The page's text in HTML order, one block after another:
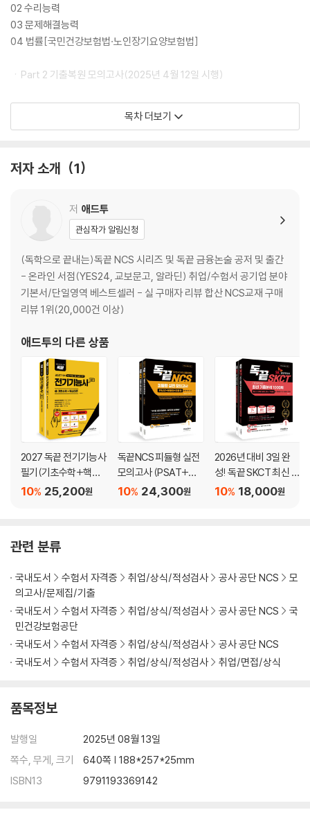
02 수리능력
03 문제해결능력
04 법률[국민건강보험법·노인장기요양보험법]
ㆍPart 2 기출복원 모의고사(2025년 4월 12일 시행)
ㆍPart 3 기출유형 모의고사
기출유형 모의고사 4회 - [고난도]
ㆍPart 1 기출유형 파헤치기(1권 모의고사편에 해설 수록)
ㆍPart 2 기출복원 모의고사(2025년 4월 12일 시행)
ㆍPart 3 기출유형 모의고사
기출유형 모의고사 2회
기출유형 모의고사 3회
기출유형 모의고사 4회 - [고난도]
[3권 법률 암기노트]
ㆍPart 1 국민건강보험법
ㆍPart 2 장기요양보험법
목차 더보기
저자 소개 1
저 애드투
관심작가 알림신청
(독학으로 끝내는)독끝 NCS 시리즈 및 독끝 금융논술 공저 및 출간
- 온라인 서점(YES24, 교보문고, 알라딘) 취업/수험서 공기업 분야
기본서/단일영역 베스트셀러 - 실 구매자 리뷰 합산 NCS교재 구매
리뷰 1위(20,000건 이상)
애드투의 다른 상품
2027 독끝 전기기능사
필기(기초수학+핵심
이론+8개년 기출문
25,200원
10%
독끝NCS 피듈형 실전
모의고사 (PSAT+모
듈형+피듈형)
24,300원
10%
2026년 대비 3일 완
성! 독끝 SKCT 최신 기
출분석 1000제
18,000원
10%
관련 분류
국내도서 수험서 자격증 취업/상식/적성검사 공사 공단 NCS
모
의고사/문제집/기출
국내도서
수험서 자격증 취업/상식/적성검사 공사 공단 NCS
국
민건강보험공단
국내도서
수험서 자격증 취업/상식/적성검사
공사 공단 NCS
국내도서
수험서 자격증 취업/상식/적성검사 취업/면접/상식
품목정보
발행일
2025년 08월 13일
쪽수, 무게, 크기
640쪽 | 188*257*25mm
ISBN13
9791193369142